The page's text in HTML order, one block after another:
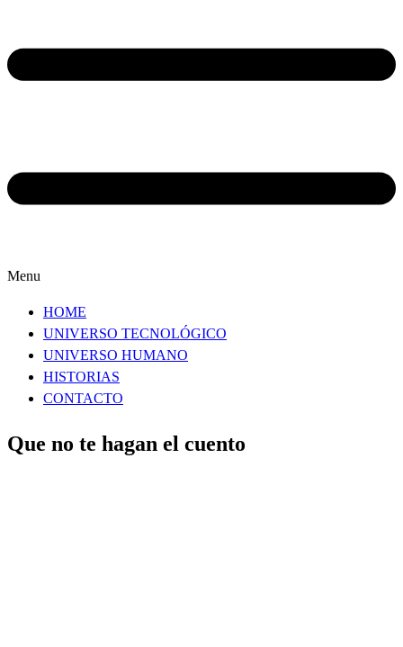
Menu
HOME
UNIVERSO TECNOLÓGICO
UNIVERSO HUMANO
HISTORIAS
CONTACTO
Que no te hagan el cuento